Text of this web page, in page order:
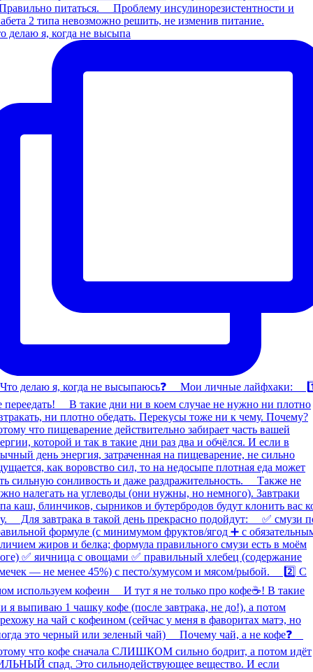
делаю я, когда не высыпа